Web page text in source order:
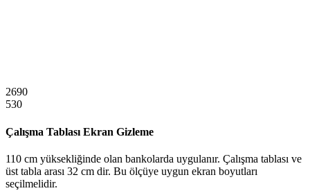
2690
530
Çalışma Tablası Ekran Gizleme
110 cm yüksekliğinde olan bankolarda uygulanır. Çalışma tablası ve
üst tabla arası 32 cm dir. Bu ölçüye uygun ekran boyutları
seçilmelidir.